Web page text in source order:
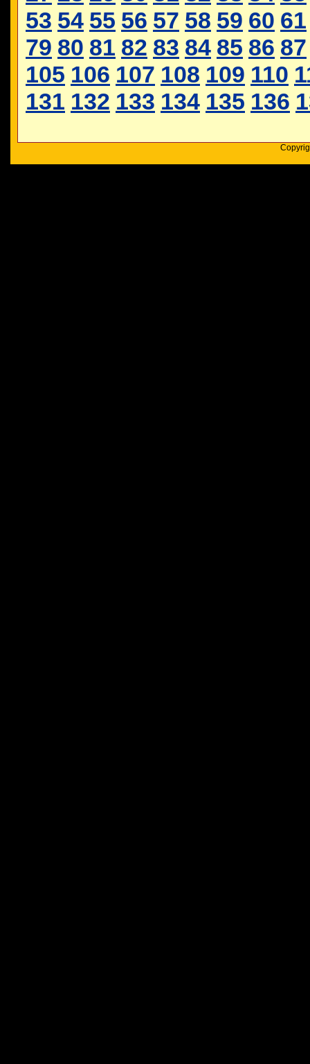
53 54 55 56 57 58 59 60 61
79 80 81 82 83 84 85 86 87
105 106 107 108 109 110
131 132 133 134 135 136